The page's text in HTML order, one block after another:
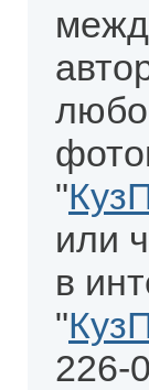
"
или
в
"
226-